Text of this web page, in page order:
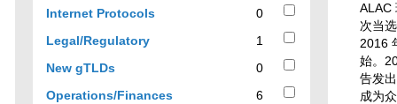
Internet Protocols0
0
Legal/Regulatory1
1
New gTLDs0
0
Operations/Finances6
6
ALAC
次当
2016
始。
告发
成为